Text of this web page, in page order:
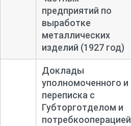
предприятий по
выработке
металлических
изделий (1927 год)
Доклады
уполномоченного и
переписка с
Губторготделом и
потребкооперацией